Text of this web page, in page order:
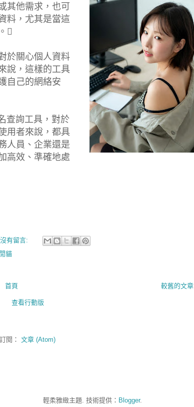
其他需求，也可
料，尤其是當這

於關心個人資料
說，這樣的工具
自己的網絡安
查詢工具，對於
用者來說，都具
人員、企業還是
高效、準確地處
沒有留言:
貓
較舊的文章
首頁
查看行動版
訂閱： 文章 (Atom)
輕柔雅緻主題. 技術提供： Blogger.